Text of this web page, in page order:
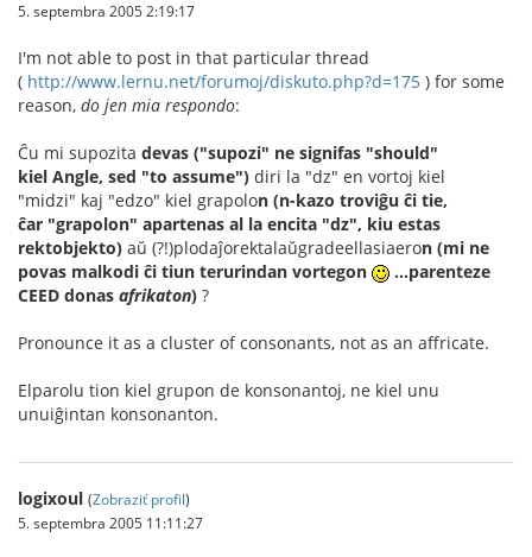
5. septembra 2005 2:19:17
I'm not able to post in that particular thread
( http://www.lernu.net/forumoj/diskuto.php?d=175 ) for some
reason, do jen mia respondo:
Ĉu mi supozita devas ("supozi" ne signifas "should"
kiel Angle, sed "to assume") diri la "dz" en vortoj kiel
"midzi" kaj "edzo" kiel grapolon (n-kazo troviĝu ĉi tie,
ĉar "grapolon" apartenas al la encita "dz", kiu estas
rektobjekto) aŭ (?!)plodaĵorektalaŭgradeellasiaeron (mi ne
povas malkodi ĉi tiun terurindan vortegon
...parenteze
CEED donas afrikaton) ?
Pronounce it as a cluster of consonants, not as an affricate.
Elparolu tion kiel grupon de konsonantoj, ne kiel unu
unuiĝintan konsonanton.
logixoul (Zobraziť profil)
5. septembra 2005 11:11:27